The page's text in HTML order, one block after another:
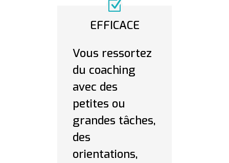
EFFICACE
Vous ressortez
du coaching
avec des
petites ou
grandes tâches,
des
orientations,